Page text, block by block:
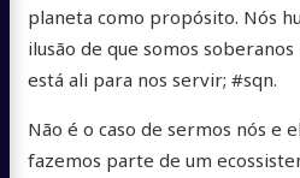
planeta como propósito. Nós
ilusão de que somos
está ali para nos servir; #sqn.
Não é o caso de sermos nós e
fazemos parte de um